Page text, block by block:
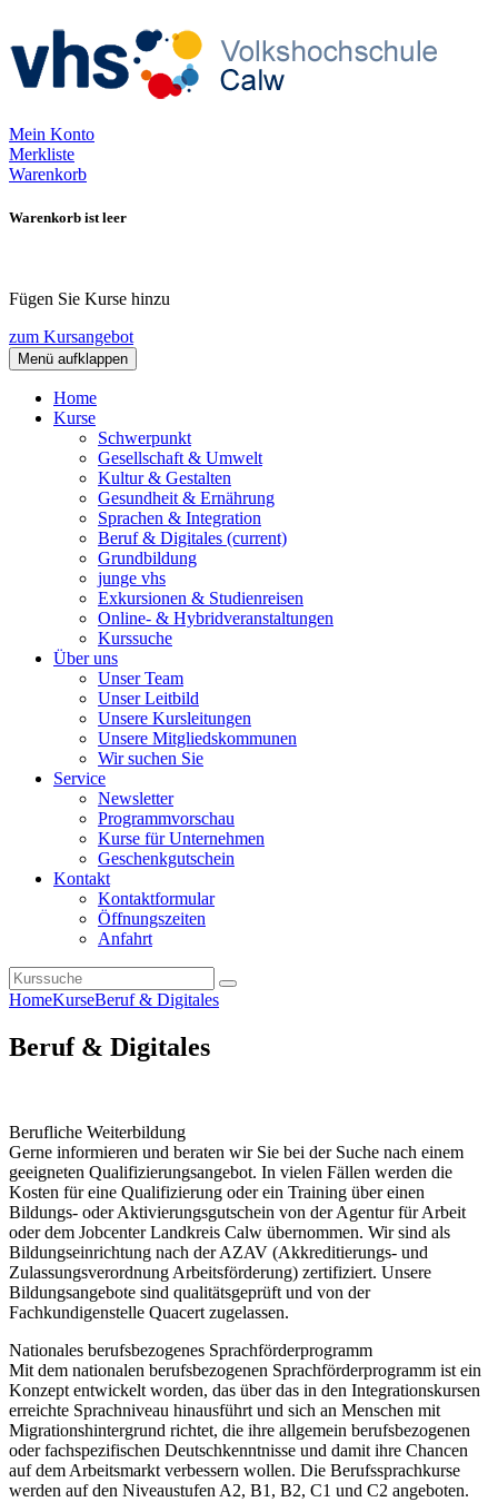
Mein Konto
Merkliste
Warenkorb
Warenkorb ist leer
Fügen Sie Kurse hinzu
zum Kursangebot
Menü aufklappen
Home
Kurse
Schwerpunkt
Gesellschaft & Umwelt
Kultur & Gestalten
Gesundheit & Ernährung
Sprachen & Integration
Beruf & Digitales (current)
Grundbildung
junge vhs
Exkursionen & Studienreisen
Online- & Hybridveranstaltungen
Kurssuche
Über uns
Unser Team
Unser Leitbild
Unsere Kursleitungen
Unsere Mitgliedskommunen
Wir suchen Sie
Service
Newsletter
Programmvorschau
Kurse für Unternehmen
Geschenkgutschein
Kontakt
Kontaktformular
Öffnungszeiten
Anfahrt
HomeKurseBeruf & Digitales
Beruf & Digitales
Berufliche Weiterbildung
Gerne informieren und beraten wir Sie bei der Suche nach einem
geeigneten Qualifizierungsangebot. In vielen Fällen werden die
Kosten für eine Qualifizierung oder ein Training über einen
Bildungs- oder Aktivierungsgutschein von der Agentur für Arbeit
oder dem Jobcenter Landkreis Calw übernommen. Wir sind als
Bildungseinrichtung nach der AZAV (Akkreditierungs- und
Zulassungsverordnung Arbeitsförderung) zertifiziert. Unsere
Bildungsangebote sind qualitätsgeprüft und von der
Fachkundigenstelle Quacert zugelassen.
Nationales berufsbezogenes Sprachförderprogramm
Mit dem nationalen berufsbezogenen Sprachförderprogramm ist ein
Konzept entwickelt worden, das über das in den Integrationskursen
erreichte Sprachniveau hinausführt und sich an Menschen mit
Migrationshintergrund richtet, die ihre allgemein berufsbezogenen
oder fachspezifischen Deutschkenntnisse und damit ihre Chancen
auf dem Arbeitsmarkt verbessern wollen. Die Berufssprachkurse
werden auf den Niveaustufen A2, B1, B2, C1 und C2 angeboten.